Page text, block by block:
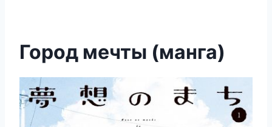
Город мечты (манга)